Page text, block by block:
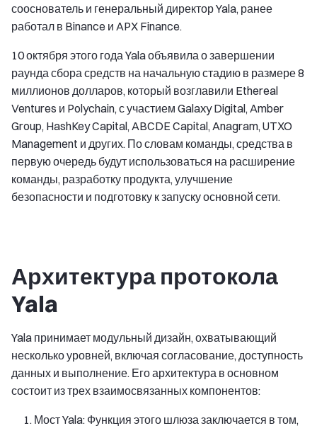
сооснователь и генеральный директор Yala, ранее
работал в Binance и APX Finance.
10 октября этого года Yala объявила о завершении
раунда сбора средств на начальную стадию в размере 8
миллионов долларов, который возглавили Ethereal
Ventures и Polychain, с участием Galaxy Digital, Amber
Group, HashKey Capital, ABCDE Capital, Anagram, UTXO
Management и других. По словам команды, средства в
первую очередь будут использоваться на расширение
команды, разработку продукта, улучшение
безопасности и подготовку к запуску основной сети.
Архитектура протокола
Yala
Yala принимает модульный дизайн, охватывающий
несколько уровней, включая согласование, доступность
данных и выполнение. Его архитектура в основном
состоит из трех взаимосвязанных компонентов:
Мост Yala: Функция этого шлюза заключается в том,